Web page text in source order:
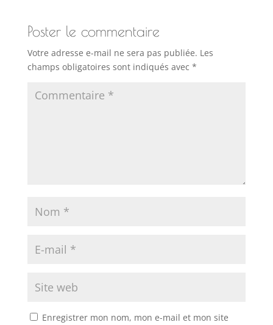
Poster le commentaire
Votre adresse e-mail ne sera pas publiée. Les
champs obligatoires sont indiqués avec *
Enregistrer mon nom, mon e-mail et mon site